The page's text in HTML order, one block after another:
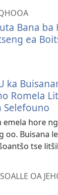
Bana ba
ea
ka
Romela
Selefouno
emela hore
oo. Buisana
tse
OA